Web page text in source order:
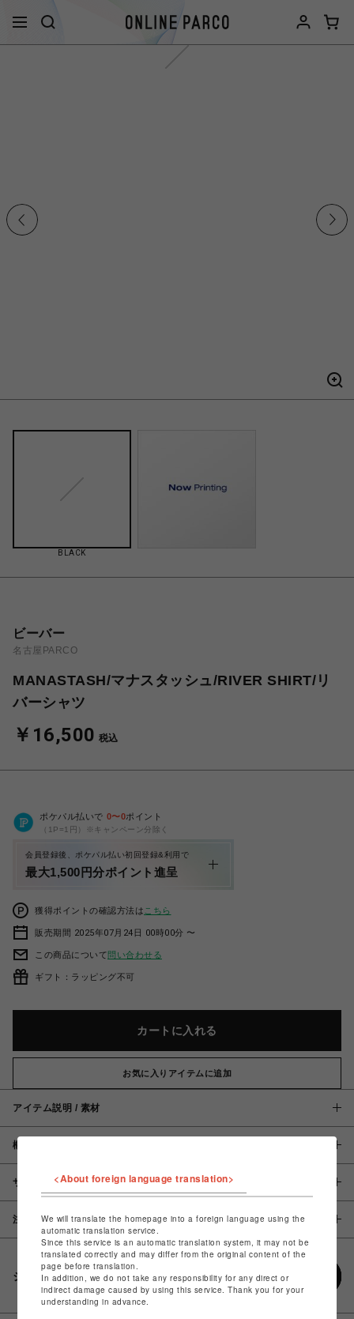
BLACK
ビーバー
名古屋PARCO
MANASTASH/マナスタッシュ/RIVER SHIRT/リ
バーシャツ
￥16,500 税込
ポケパル払いで 0〜0ポイント
（1P=1円）※キャンペーン分除く
会員登録後、ポケパル払い初回登録&利用で
最大1,500円分ポイント進呈
獲得ポイントの確認方法は こちら
販売期間 2025年07月24日 00時00分 〜
この商品について問い合わせる
ギフト：ラッピング不可
カートに入れる
お気に入りアイテムに追加
アイテム説明 / 素材
概要
サイズ
注意事項
シェアする
<About foreign language translation>
We will translate the homepage into a foreign language using the
automatic translation service.
Since this service is an automatic translation system, it may not be
translated correctly and may differ from the original content of the
page before translation.
In addition, we do not take any responsibility for any direct or
indirect damage caused by using this service. Thank you for your
understanding in advance.